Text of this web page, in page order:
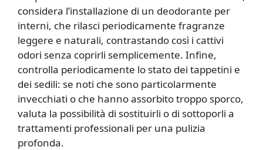
considera l’installazione di un deodorante per
interni, che rilasci periodicamente fragranze
leggere e naturali, contrastando così i cattivi
odori senza coprirli semplicemente. Infine,
controlla periodicamente lo stato dei tappetini e
dei sedili: se noti che sono particolarmente
invecchiati o che hanno assorbito troppo sporco,
valuta la possibilità di sostituirli o di sottoporli a
trattamenti professionali per una pulizia
profonda.